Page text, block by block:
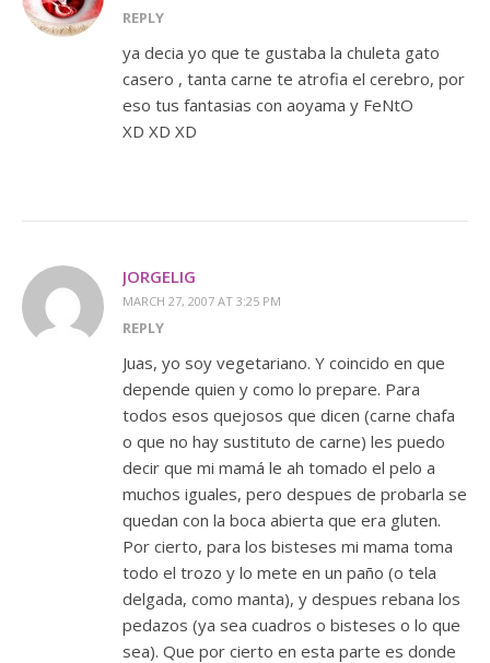
REPLY
ya decia yo que te gustaba la chuleta gato
casero , tanta carne te atrofia el cerebro, por
eso tus fantasias con aoyama y FeNtO
XD XD XD
JORGELIG
MARCH 27, 2007 AT 3:25 PM
REPLY
Juas, yo soy vegetariano. Y coincido en que
depende quien y como lo prepare. Para
todos esos quejosos que dicen (carne chafa
o que no hay sustituto de carne) les puedo
decir que mi mamá le ah tomado el pelo a
muchos iguales, pero despues de probarla se
quedan con la boca abierta que era gluten.
Por cierto, para los bisteses mi mama toma
todo el trozo y lo mete en un paño (o tela
delgada, como manta), y despues rebana los
pedazos (ya sea cuadros o bisteses o lo que
sea). Que por cierto en esta parte es donde